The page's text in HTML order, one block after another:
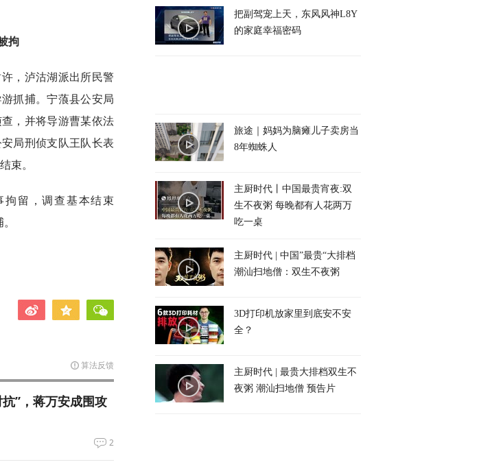
拘
，泸沽湖派出所民警
抓捕。宁蒗县公安局
，并将导游曹某依法
局刑侦支队王队长表
束。
拘留，调查基本结束
算法反馈
”，蒋万安成围攻
2
把副驾宠上天，东风风神L8Y
的家庭幸福密码
旅途｜妈妈为脑瘫儿子卖房当
8年蜘蛛人
主厨时代丨中国最贵宵夜:双
生不夜粥 每晚都有人花两万
吃一桌
主厨时代 | 中国”最贵“大排档
潮汕扫地僧：双生不夜粥
3D打印机放家里到底安不安
全？
主厨时代 | 最贵大排档双生不
夜粥 潮汕扫地僧 预告片